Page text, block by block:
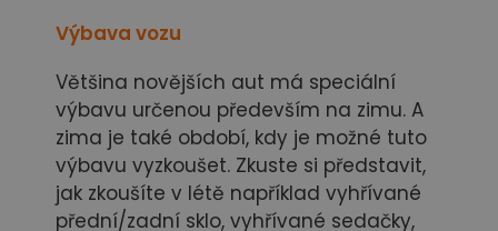
Výbava vozu
Většina novějších aut má speciální
výbavu určenou především na zimu. A
zima je také období, kdy je možné tuto
výbavu vyzkoušet. Zkuste si představit,
jak zkoušíte v létě například vyhřívané
přední/zadní sklo, vyhřívané sedačky,